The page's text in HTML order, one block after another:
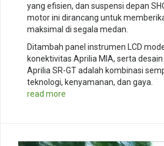
yang efisien, dan suspensi depan
motor ini dirancang untuk
maksimal di segala medan.
Ditambah panel instrumen LCD
konektivitas Aprilia MIA, serta
Aprilia SR-GT adalah kombinasi
teknologi, kenyamanan, dan gaya.
read more